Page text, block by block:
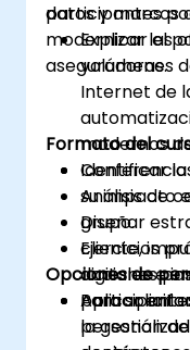
datos y marcos
modernizar las
aseguradoras.
participantes
Explicar el
volúmenes
Internet de
modernos
Identificar
su impacto
Diseñar
cliente,
digitales e
Aplicar
la gestión
Formato del
Análisis de
grupo.
Ejercicios
acciones
Opciones de
Para